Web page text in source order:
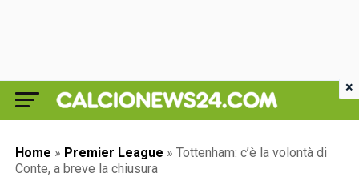
Home » Premier League » Tottenham: c’è la volontà di
Conte, a breve la chiusura
×